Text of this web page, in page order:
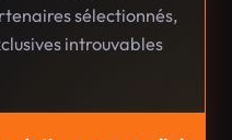
sélectionnés,
introuvables